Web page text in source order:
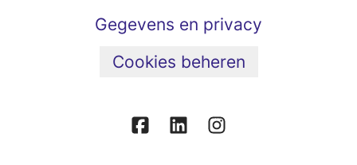
Gegevens en privacy
Cookies beheren